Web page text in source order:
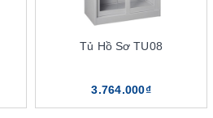
Tủ Hồ Sơ TU08
3.764.000₫